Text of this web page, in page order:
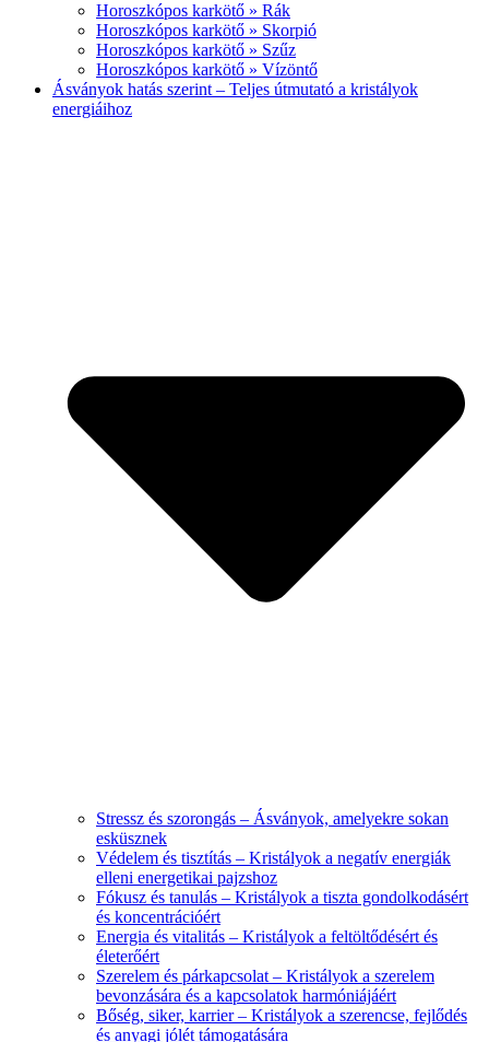
Horoszkópos karkötő » Rák
Horoszkópos karkötő » Skorpió
Horoszkópos karkötő » Szűz
Horoszkópos karkötő » Vízöntő
Ásványok hatás szerint – Teljes útmutató a kristályok
energiáihoz
Stressz és szorongás – Ásványok, amelyekre sokan
esküsznek
Védelem és tisztítás – Kristályok a negatív energiák
elleni energetikai pajzshoz
Fókusz és tanulás – Kristályok a tiszta gondolkodásért
és koncentrációért
Energia és vitalitás – Kristályok a feltöltődésért és
életerőért
Szerelem és párkapcsolat – Kristályok a szerelem
bevonzására és a kapcsolatok harmóniájáért
Bőség, siker, karrier – Kristályok a szerencse, fejlődés
és anyagi jólét támogatására